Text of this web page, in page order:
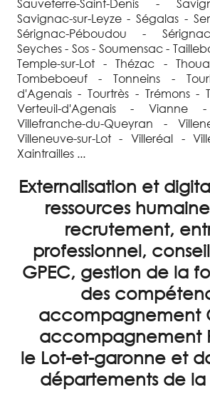
Sauveterre-Saint-Denis -
Savignac-sur-Leyze - Ségalas -
Sérignac-Péboudou -
Seyches - Sos - Soumensac -
Temple-sur-Lot - Thézac -
Tombeboeuf - Tonneins -
d'Agenais - Tourtrès - Trémons -
Verteuil-d'Agenais - Vianne
Villefranche-du-Queyran -
Villeneuve-sur-Lot - Villeréal -
Xaintrailles ...
Externalisation et
ressources
recrutement,
professionnel,
GPEC, gestion de la
des
accompagnement
accompagnement
le Lot-et-garonne et
départements de la